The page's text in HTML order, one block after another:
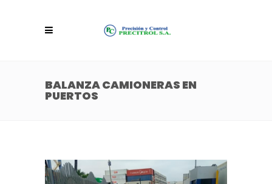
BALANZA CAMIONERAS EN
PUERTOS